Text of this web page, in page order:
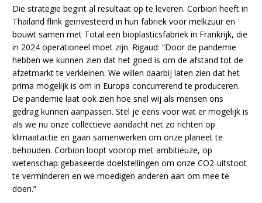
Die strategie begint al resultaat op te leveren. Corbion heeft in
Thailand flink geïnvesteerd in hun fabriek voor melkzuur en
bouwt samen met Total een bioplasticsfabriek in Frankrijk, die
in 2024 operationeel moet zijn. Rigaud: “Door de pandemie
hebben we kunnen zien dat het goed is om de afstand tot de
afzetmarkt te verkleinen. We willen daarbij laten zien dat het
prima mogelijk is om in Europa concurrerend te produceren.
De pandemie laat ook zien hoe snel wij als mensen ons
gedrag kunnen aanpassen. Stel je eens voor wat er mogelijk is
als we nu onze collectieve aandacht net zo richten op
klimaatactie en gaan samenwerken om onze planeet te
behouden. Corbion loopt voorop met ambitieuze, op
wetenschap gebaseerde doelstellingen om onze CO2-uitstoot
te verminderen en we moedigen anderen aan om mee te
doen.”